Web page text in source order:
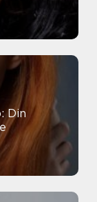
Din